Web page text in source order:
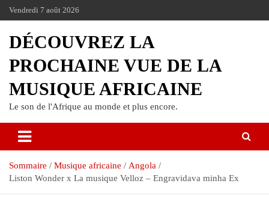
Vendredi 7 août 2026
DÉCOUVREZ LA
PROCHAINE VUE DE LA
MUSIQUE AFRICAINE
Le son de l'Afrique au monde et plus encore.
Sommaire Musique africaine
Angola
Liston Wonder x La musique Velloz – Engravidava minha Ex